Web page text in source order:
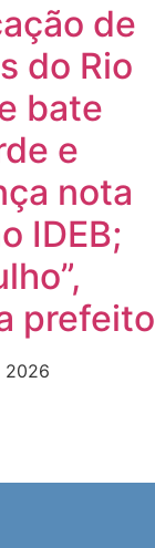
de
do Rio
bate
e
nota
IDEB;
prefeito
2026